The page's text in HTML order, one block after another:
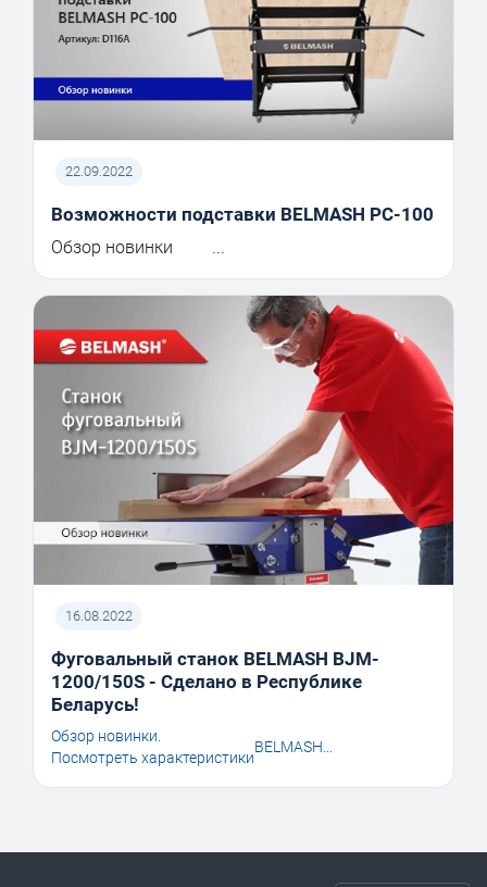
22.09.2022
Возможности подставки BELMASH PC-100
Обзор новинки ...
16.08.2022
Фуговальный станок BELMASH BJM-
1200/150S - Сделано в Республике
Беларусь!
Обзор новинки.
Посмотреть характеристики
BELMASH...